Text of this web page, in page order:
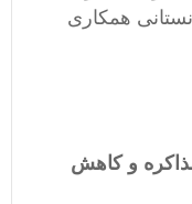
همکاری
و کاهش